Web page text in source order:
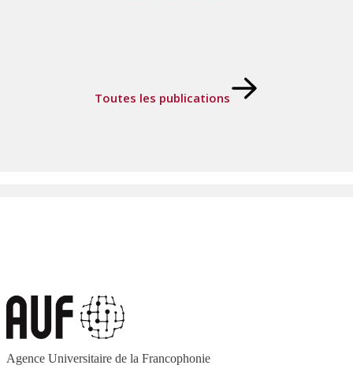
Toutes les publications
Agence Universitaire de la Francophonie